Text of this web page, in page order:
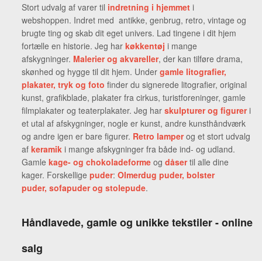
Stort udvalg af varer til indretning i hjemmet i
webshoppen. Indret med antikke, genbrug, retro, vintage og
brugte ting og skab dit eget univers. Lad tingene i dit hjem
fortælle en historie. Jeg har køkkentøj i mange
afskygninger. Malerier og akvareller, der kan tilføre drama,
skønhed og hygge til dit hjem. Under gamle litografier,
plakater, tryk og foto finder du signerede litografier, original
kunst, grafikblade, plakater fra cirkus, turistforeninger, gamle
filmplakater og teaterplakater. Jeg har skulpturer og figureri
et utal af afskygninger, nogle er kunst, andre kunsthåndværk
og andre igen er bare figurer. Retro lamper og et stort udvalg
af keramik i mange afskygninger fra både ind- og udland.
Gamle kage- og chokoladeforme og dåsertil alle dine
kager. Forskellige puder: Olmerdug puder, bolster
puder, sofapuder og stolepude.
Håndlavede, gamle og unikke tekstiler - online
salg